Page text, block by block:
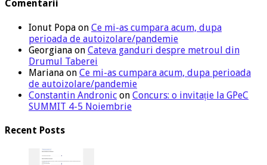
Comentarii
Ionut Popa on Ce mi-as cumpara acum, dupa
perioada de autoizolare/pandemie
Georgiana on Cateva ganduri despre metroul din
Drumul Taberei
Mariana on Ce mi-as cumpara acum, dupa perioada
de autoizolare/pandemie
Constantin Andronic on Concurs: o invitație la GPeC
SUMMIT 4-5 Noiembrie
Recent Posts